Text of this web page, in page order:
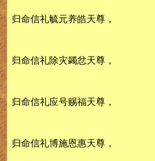
归命信礼毓元养皓天尊，
归命信礼除灾蠲忿天尊，
归命信礼应号赐福天尊，
归命信礼博施恩惠天尊，